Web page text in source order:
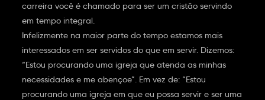
carreira você é chamado para ser um cristão servindo
em tempo integral.
Infelizmente na maior parte do tempo estamos mais
interessados em ser servidos do que em servir. Dizemos:
“Estou procurando uma igreja que atenda as minhas
necessidades e me abençoe”. Em vez de: “Estou
procurando uma igreja em que eu possa servir e ser uma